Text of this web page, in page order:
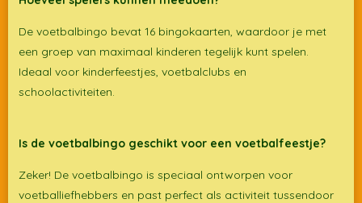
De voetbalbingo bevat 16 bingokaarten, waardoor je met
een groep van maximaal kinderen tegelijk kunt spelen.
Ideaal voor kinderfeestjes, voetbalclubs en
schoolactiviteiten.
Is de voetbalbingo geschikt voor een voetbalfeestje?
Zeker! De voetbalbingo is speciaal ontworpen voor
voetballiefhebbers en past perfect als activiteit tussendoor